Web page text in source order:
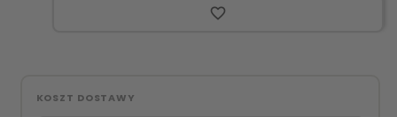
favorite_border
KOSZT DOSTAWY